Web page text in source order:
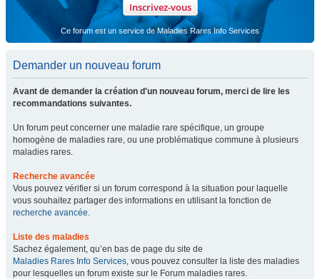
Inscrivez-vous
Ce forum est un service de Maladies Rares Info Services
Demander un nouveau forum
Avant de demander la création d'un nouveau forum, merci de lire les
recommandations suivantes.
Un forum peut concerner une maladie rare spécifique, un groupe
homogène de maladies rare, ou une problématique commune à plusieurs
maladies rares.
Recherche avancée
Vous pouvez vérifier si un forum correspond à la situation pour laquelle
vous souhaitez partager des informations en utilisant la fonction de
recherche avancée.
Liste des maladies
Sachez également, qu’en bas de page du site de
Maladies Rares Info Services, vous pouvez consulter la liste des maladies
pour lesquelles un forum existe sur le Forum maladies rares.